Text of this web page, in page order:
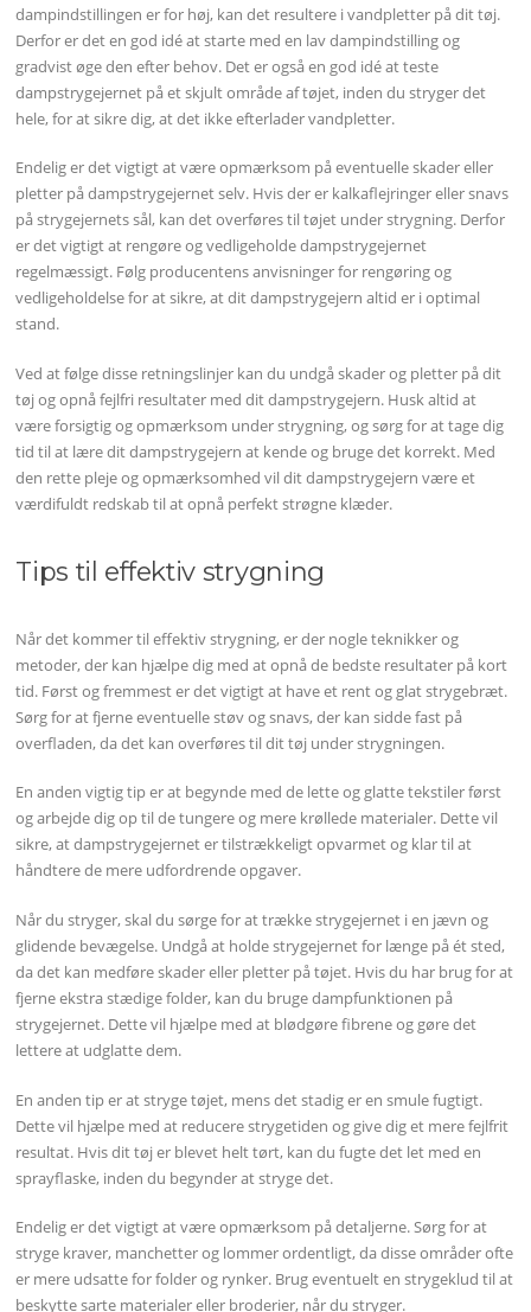
dampindstillingen er for høj, kan det resultere i vandpletter på dit tøj.
Derfor er det en god idé at starte med en lav dampindstilling og
gradvist øge den efter behov. Det er også en god idé at teste
dampstrygejernet på et skjult område af tøjet, inden du stryger det
hele, for at sikre dig, at det ikke efterlader vandpletter.
Endelig er det vigtigt at være opmærksom på eventuelle skader eller
pletter på dampstrygejernet selv. Hvis der er kalkaflejringer eller snavs
på strygejernets sål, kan det overføres til tøjet under strygning. Derfor
er det vigtigt at rengøre og vedligeholde dampstrygejernet
regelmæssigt. Følg producentens anvisninger for rengøring og
vedligeholdelse for at sikre, at dit dampstrygejern altid er i optimal
stand.
Ved at følge disse retningslinjer kan du undgå skader og pletter på dit
tøj og opnå fejlfri resultater med dit dampstrygejern. Husk altid at
være forsigtig og opmærksom under strygning, og sørg for at tage dig
tid til at lære dit dampstrygejern at kende og bruge det korrekt. Med
den rette pleje og opmærksomhed vil dit dampstrygejern være et
værdifuldt redskab til at opnå perfekt strøgne klæder.
Tips til effektiv strygning
Når det kommer til effektiv strygning, er der nogle teknikker og
metoder, der kan hjælpe dig med at opnå de bedste resultater på kort
tid. Først og fremmest er det vigtigt at have et rent og glat strygebræt.
Sørg for at fjerne eventuelle støv og snavs, der kan sidde fast på
overfladen, da det kan overføres til dit tøj under strygningen.
En anden vigtig tip er at begynde med de lette og glatte tekstiler først
og arbejde dig op til de tungere og mere krøllede materialer. Dette vil
sikre, at dampstrygejernet er tilstrækkeligt opvarmet og klar til at
håndtere de mere udfordrende opgaver.
Når du stryger, skal du sørge for at trække strygejernet i en jævn og
glidende bevægelse. Undgå at holde strygejernet for længe på ét sted,
da det kan medføre skader eller pletter på tøjet. Hvis du har brug for at
fjerne ekstra stædige folder, kan du bruge dampfunktionen på
strygejernet. Dette vil hjælpe med at blødgøre fibrene og gøre det
lettere at udglatte dem.
En anden tip er at stryge tøjet, mens det stadig er en smule fugtigt.
Dette vil hjælpe med at reducere strygetiden og give dig et mere fejlfrit
resultat. Hvis dit tøj er blevet helt tørt, kan du fugte det let med en
sprayflaske, inden du begynder at stryge det.
Endelig er det vigtigt at være opmærksom på detaljerne. Sørg for at
stryge kraver, manchetter og lommer ordentligt, da disse områder ofte
er mere udsatte for folder og rynker. Brug eventuelt en strygeklud til at
beskytte sarte materialer eller broderier, når du stryger.